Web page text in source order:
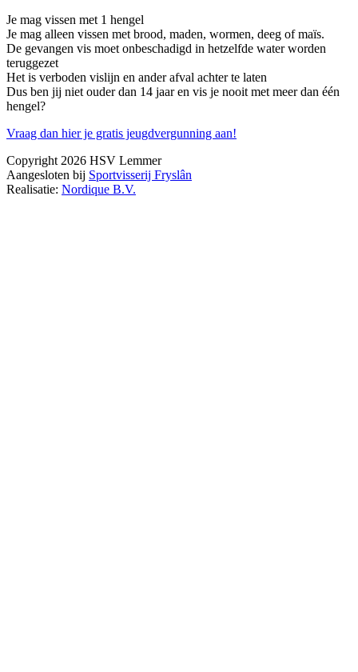
Je mag vissen met 1 hengel
Je mag alleen vissen met brood, maden, wormen, deeg of maïs.
De gevangen vis moet onbeschadigd in hetzelfde water worden
teruggezet
Het is verboden vislijn en ander afval achter te laten
Dus ben jij niet ouder dan 14 jaar en vis je nooit met meer dan één
hengel?
Vraag dan hier je gratis jeugdvergunning aan!
Copyright 2026 HSV Lemmer
Aangesloten bij Sportvisserij Fryslân
Realisatie: Nordique B.V.